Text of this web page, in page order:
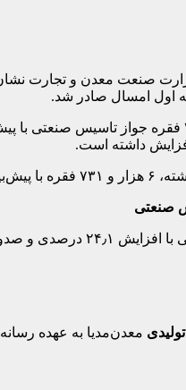
درصدی همراه بوده است.
معدن‌مدیا به عهده رسانه